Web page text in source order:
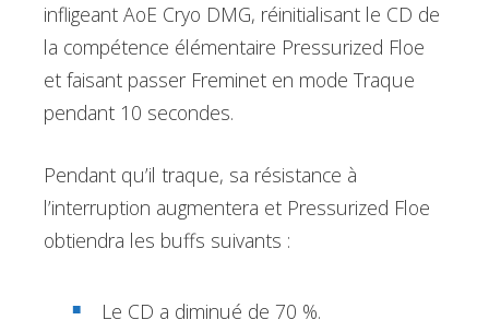
infligeant AoE Cryo DMG, réinitialisant le CD de
la compétence élémentaire Pressurized Floe
et faisant passer Freminet en mode Traque
pendant 10 secondes.
Pendant qu’il traque, sa résistance à
l’interruption augmentera et Pressurized Floe
obtiendra les buffs suivants :
Le CD a diminué de 70 %.